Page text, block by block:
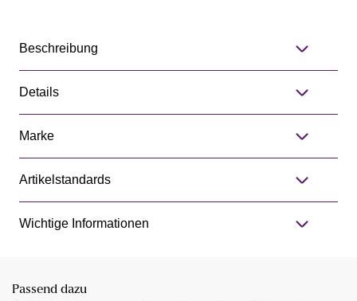
Beschreibung
Details
Marke
Artikelstandards
Wichtige Informationen
Passend dazu